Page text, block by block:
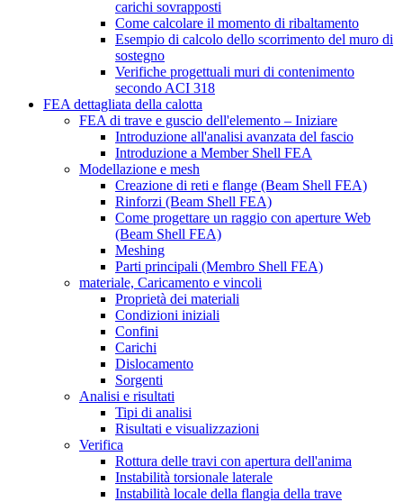
carichi sovrapposti
Come calcolare il momento di ribaltamento
Esempio di calcolo dello scorrimento del muro di
sostegno
Verifiche progettuali muri di contenimento
secondo ACI 318
FEA dettagliata della calotta
FEA di trave e guscio dell'elemento – Iniziare
Introduzione all'analisi avanzata del fascio
Introduzione a Member Shell FEA
Modellazione e mesh
Creazione di reti e flange (Beam Shell FEA)
Rinforzi (Beam Shell FEA)
Come progettare un raggio con aperture Web
(Beam Shell FEA)
Meshing
Parti principali (Membro Shell FEA)
materiale, Caricamento e vincoli
Proprietà dei materiali
Condizioni iniziali
Confini
Carichi
Dislocamento
Sorgenti
Analisi e risultati
Tipi di analisi
Risultati e visualizzazioni
Verifica
Rottura delle travi con apertura dell'anima
Instabilità torsionale laterale
Instabilità locale della flangia della trave